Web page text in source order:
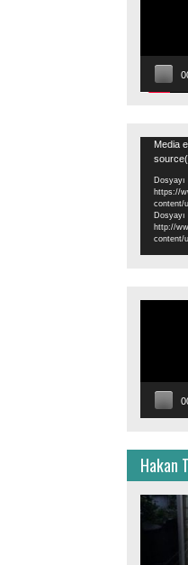
Video
oynatıcı
Media
Dosyayı
https://
content/
Dosyayı
http://
content/
Hakan